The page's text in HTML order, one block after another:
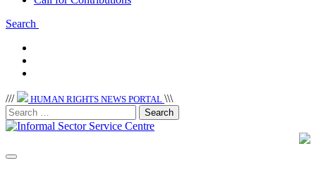
Search
/// HUMAN RIGHTS NEWS PORTAL \\\